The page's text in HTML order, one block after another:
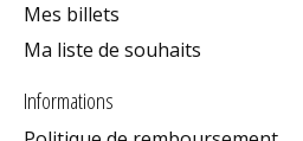
Mes billets
Ma liste de souhaits
Informations